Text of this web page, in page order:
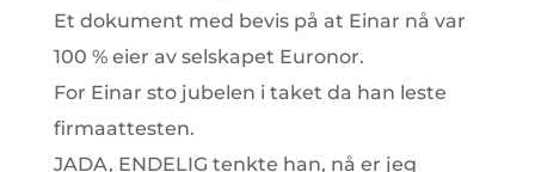
Et dokument med bevis på at Einar nå var
100 % eier av selskapet Euronor.
For Einar sto jubelen i taket da han leste
firmaattesten.
JADA, ENDELIG tenkte han, nå er jeg